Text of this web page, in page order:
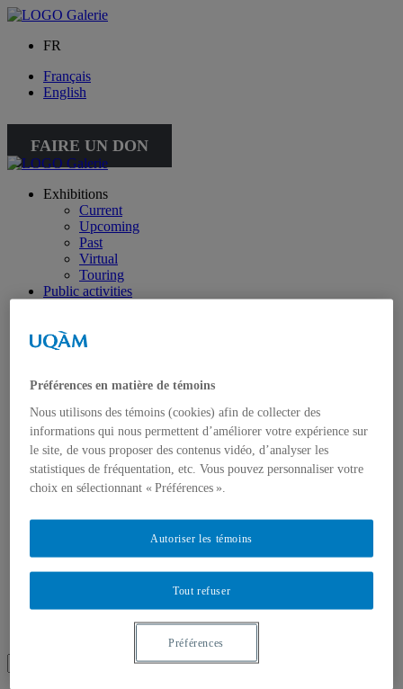
FR
Français
English
FAIRE UN DON
Exhibitions
Current
Upcoming
Past
Virtual
Touring
Public activities
Works from the collection
All publications
About our publications
About Éditions les petits carnets
News
About
Accessibility
Contact
History
Search
Recherche placeholder
for:
Préférences en matière de témoins
Nous utilisons des témoins (cookies) afin de collecter des
informations qui nous permettent d’améliorer votre expérience sur
le site, de vous proposer des contenus vidéo, d’analyser les
statistiques de fréquentation, etc. Vous pouvez personnaliser votre
choix en sélectionnant « Préférences ».
Tout refuser
Autoriser les témoins
Préférences